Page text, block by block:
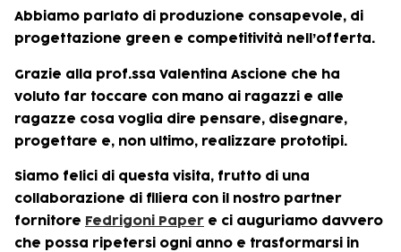
Abbiamo parlato di produzione consapevole, di
progettazione green e competitività nell’offerta.
Grazie alla prof.ssa Valentina Ascione che ha
voluto far toccare con mano ai ragazzi e alle
ragazze cosa voglia dire pensare, disegnare,
progettare e, non ultimo, realizzare prototipi.
Siamo felici di questa visita, frutto di una
collaborazione di filiera con il nostro partner
fornitore Fedrigoni Paper e ci auguriamo davvero
che possa ripetersi ogni anno e trasformarsi in